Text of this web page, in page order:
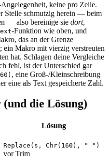
keine pro Zeile.
Stelle schmutzig herein — beim
— also bereinige sie dort,
-Funktion wie oben, und
das an der Grenze
ein Makro mit vierzig verstreuten
hat. Schlagen deine Vergleiche
fehl, ist der Unterschied gar
, eine Groß-/Kleinschreibung
eine als Text gespeicherte Zahl.
die Lösung)
Lösung
Replace(s, Chr(160), " ")
vor Trim